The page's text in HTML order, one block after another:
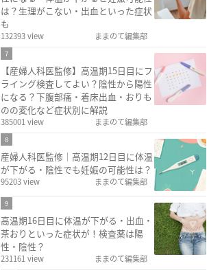
は？生理がこない・出血といった症状
も
132393 view ままのて編集部
7
【産婦人科医監修】高温期15日目にフ
ライング検査してよい？陰性から陽性
になる？下腹部痛・着床出血・おりも
のの変化など症状別に解説
385001 view ままのて編集部
8
産婦人科医監修｜高温期12日目に体温
が下がる・陰性でも妊娠の可能性は？
95203 view ままのて編集部
9
高温期16日目に体温が下がる・出血・
茶おりといった症状が！検査薬は陽
性・陰性？
231161 view ままのて編集部